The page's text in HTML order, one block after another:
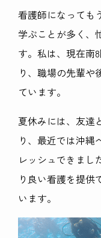
看護師になってもう
学ぶことが多く、
す。私は、現在南8
り、職場の先輩や
ています。
夏休みには、友達
り、最近では沖縄
レッシュできまし
り良い看護を提供
います。